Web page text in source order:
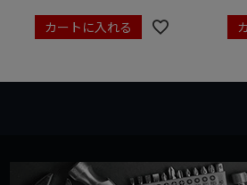
カートに入れる